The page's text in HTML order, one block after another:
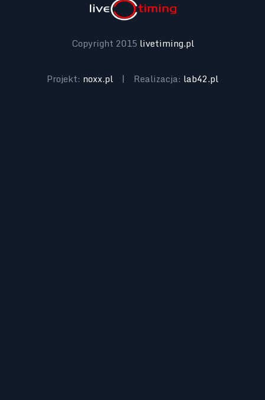
Copyright 2015 livetiming.pl
Projekt: noxx.pl | Realizacja: lab42.pl